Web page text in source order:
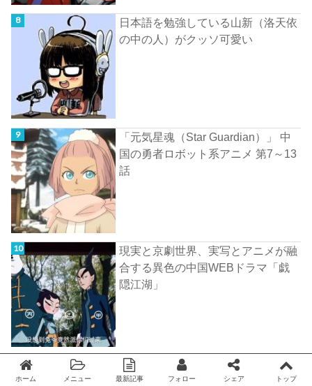
日本語を勉強している山新（洛天依
の中の人）がクッソ可愛い
「元気星魂（Star Guardian）」 中
国の勇者ロボット系アニメ 第7～13
話
現実と京劇世界、実写とアニメが融
合する異色の中国WEBドラマ「戯
隠江湖」
中国の人気ゲーム崩壊3rdの新作シ
ョートアニメ「希儿（ゼーレ）」
ホーム メニュー 最新記事 フォロー シェア トップ
Twitter facebook